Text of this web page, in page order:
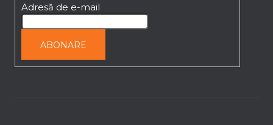
Adresă de e-mail
ABONARE